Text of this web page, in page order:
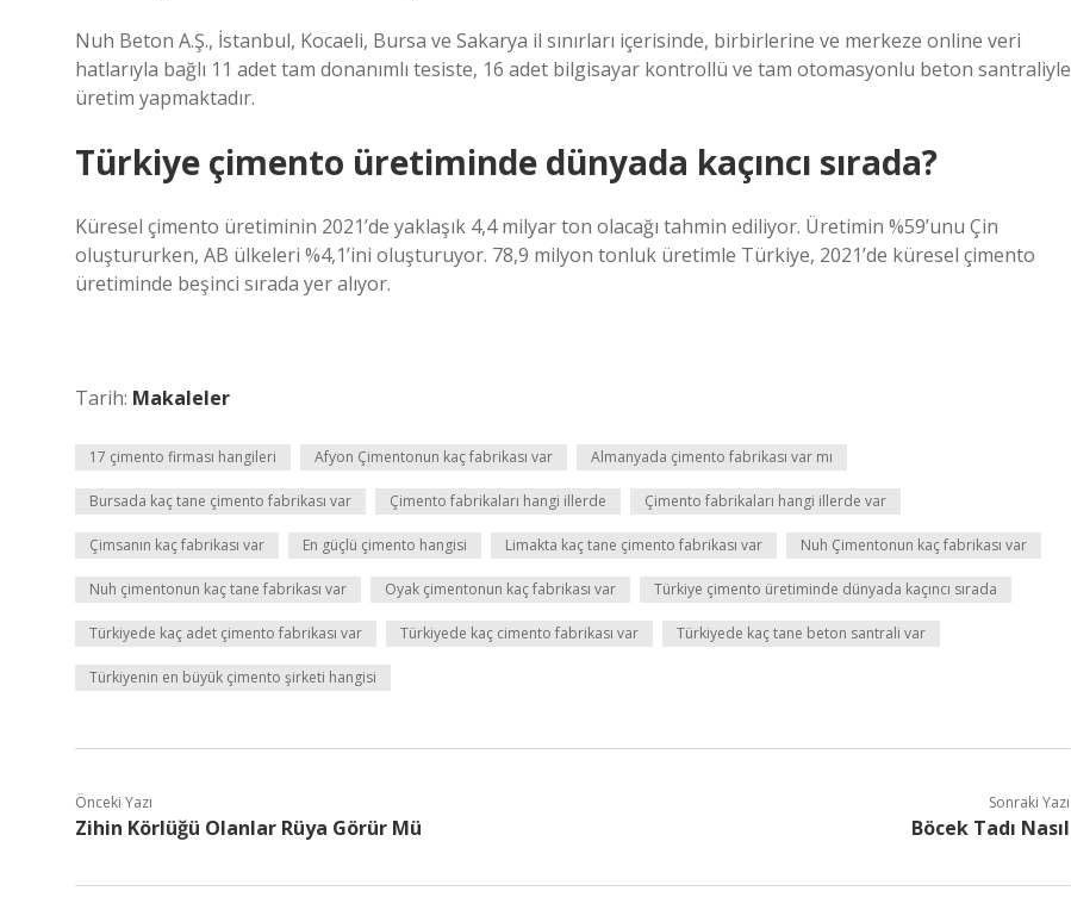
Nuh Beton A.Ş., İstanbul, Kocaeli, Bursa ve Sakarya il sınırları içerisinde, birbirlerine ve merkeze online veri
hatlarıyla bağlı 11 adet tam donanımlı tesiste, 16 adet bilgisayar kontrollü ve tam otomasyonlu beton santraliyle
üretim yapmaktadır.
Türkiye çimento üretiminde dünyada kaçıncı sırada?
Küresel çimento üretiminin 2021’de yaklaşık 4,4 milyar ton olacağı tahmin ediliyor. Üretimin %59’unu Çin
oluştururken, AB ülkeleri %4,1’ini oluşturuyor. 78,9 milyon tonluk üretimle Türkiye, 2021’de küresel çimento
üretiminde beşinci sırada yer alıyor.
Tarih: Makaleler
17 çimento firması hangileri Afyon Çimentonun kaç fabrikası var Almanyada çimento fabrikası var mı
Bursada kaç tane çimento fabrikası var Çimento fabrikaları hangi illerde Çimento fabrikaları hangi illerde var
Çimsanın kaç fabrikası var En güçlü çimento hangisi Limakta kaç tane çimento fabrikası var Nuh Çimentonun kaç fabrikası var
Nuh çimentonun kaç tane fabrikası var Oyak çimentonun kaç fabrikası var Türkiye çimento üretiminde dünyada kaçıncı sırada
Türkiyede kaç adet çimento fabrikası var Türkiyede kaç cimento fabrikası var Türkiyede kaç tane beton santrali var
Türkiyenin en büyük çimento şirketi hangisi
Önceki Yazı
Zihin Körlüğü Olanlar Rüya Görür Mü
Sonraki Yazı
Böcek Tadı Nasıl